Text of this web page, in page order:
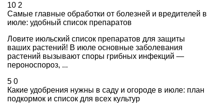
10 2
Самые главные обработки от болезней и вредителей в
июле: удобный список препаратов
Ловите июльский список препаратов для защиты
ваших растений! В июле основные заболевания
растений вызывают споры грибных инфекций —
пероноспороз, ...
5 0
Какие удобрения нужны в саду и огороде в июле: план
подкормок и список для всех культур